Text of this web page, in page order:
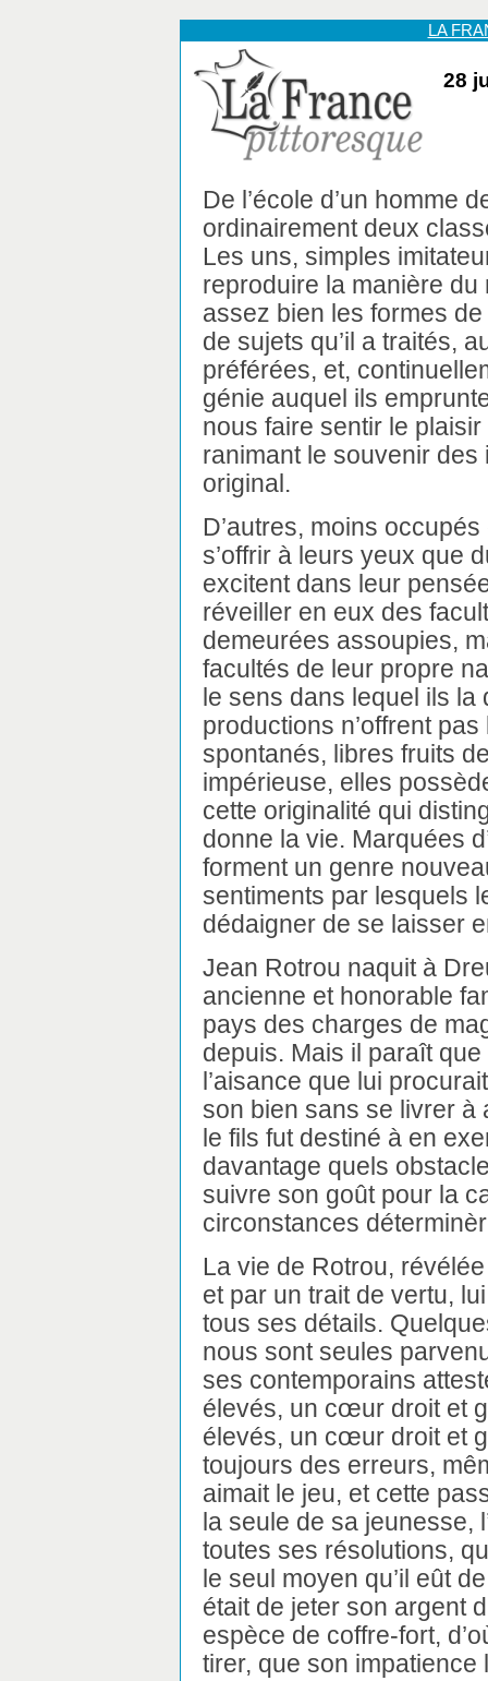
LA
28
De l’école d’un homme
ordinairement deux
Les uns, simples
reproduire la manière
assez bien les formes
de sujets qu’il a traités,
préférées, et,
génie auquel ils
nous faire sentir le
ranimant le souvenir des
original.
D’autres, moins
s’offrir à leurs yeux que
excitent dans leur
réveiller en eux des
demeurées assoupies,
facultés de leur propre
le sens dans lequel ils la
productions n’offrent
spontanés, libres fruits
impérieuse, elles
cette originalité qui
donne la vie. Marquées
forment un genre
sentiments par lesquels
dédaigner de se laisser
Jean Rotrou naquit à
ancienne et honorable
pays des charges de
depuis. Mais il paraît
l’aisance que lui
son bien sans se livrer à
le fils fut destiné à en
davantage quels
suivre son goût pour la
circonstances
La vie de Rotrou,
et par un trait de vertu,
tous ses détails.
nous sont seules
ses contemporains
élevés, un cœur droit et
élevés, un cœur droit et
toujours des erreurs,
aimait le jeu, et cette
la seule de sa jeunesse,
toutes ses résolutions,
le seul moyen qu’il eût
était de jeter son argent
espèce de coffre-fort,
tirer, que son impatience